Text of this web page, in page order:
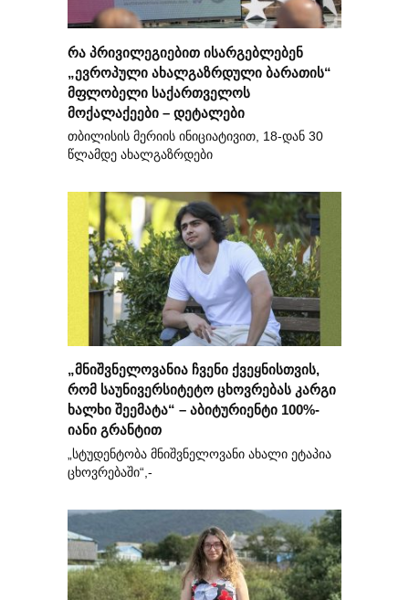
რა პრივილეგიებით ისარგებლებენ
„ევროპული ახალგაზრდული ბარათის“
მფლობელი საქართველოს
მოქალაქეები – დეტალები
თბილისის მერიის ინიციატივით, 18-დან 30
წლამდე ახალგაზრდები
„მნიშვნელოვანია ჩვენი ქვეყნისთვის,
რომ საუნივერსიტეტო ცხოვრებას კარგი
ხალხი შეემატა“ – აბიტურიენტი 100%-
იანი გრანტით
„სტუდენტობა მნიშვნელოვანი ახალი ეტაპია
ცხოვრებაში“,-